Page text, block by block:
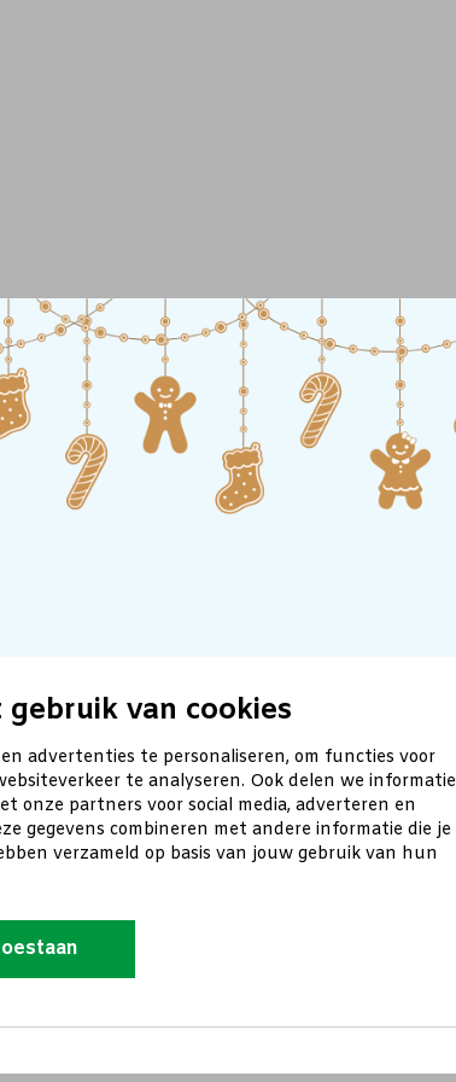
van cookies
advertenties te personaliseren, om functies voor
te analyseren. Ook delen we informatie
onze partners voor social media, adverteren en
gegevens combineren met andere informatie die je
verzameld op basis van jouw gebruik van hun